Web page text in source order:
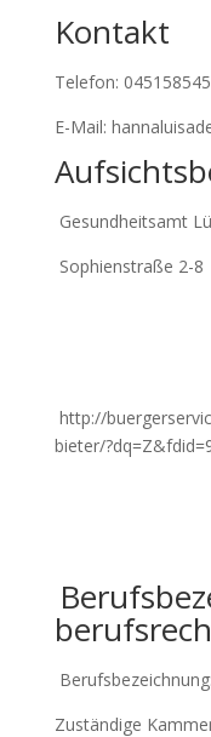
Kontakt
Telefon:
E-Mail:
Gesundheitsamt
Sophienstraße 2-8
http://
bieter/
Zuständige